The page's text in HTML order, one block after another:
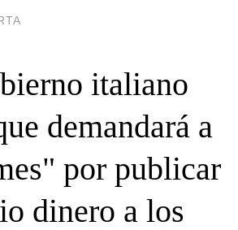
italiano
demandará a
por publicar
dinero a los